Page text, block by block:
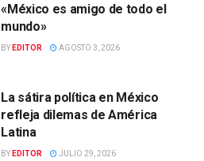
«México es amigo de todo el
mundo»
BY EDITOR AGOSTO 3, 2026
La sátira política en México
refleja dilemas de América
Latina
BY EDITOR JULIO 29, 2026